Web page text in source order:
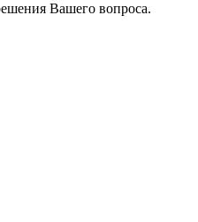
Вашего вопроса.